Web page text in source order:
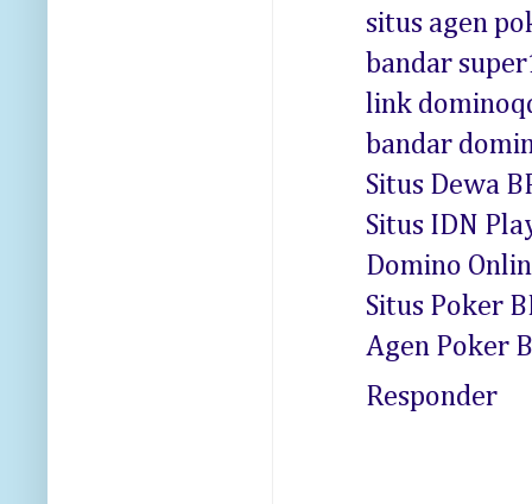
situs agen
bandar
link
bandar
Situs Dewa
Situs IDN
Domino
Situs Poker
Agen Poker
Responder